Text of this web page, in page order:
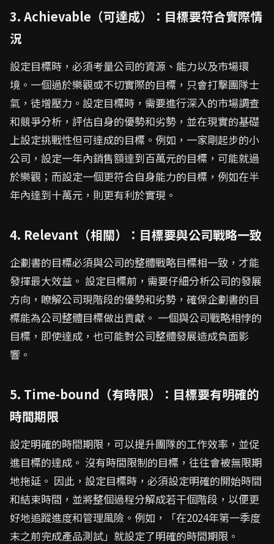
3. Achievable（可達成）：目標要符合實際情
況
設定目標時，必須考量公司的資源、能力以及市場環
境。一個過於樂觀或不切實際的目標，只會打擊團隊士
氣，徒增壓力。設定目標時，需要進行深入的市場調查
和競爭分析，評估自身的優勢和劣勢，並在現實的基礎
上設定挑戰性但可達成的目標。例如，一家剛起步的小
公司，設定一年內銷售額達到百萬元的目標，可能就過
於樂觀；而設定一個更符合自身能力的目標，例如在半
年內達到十萬元，則更有利於實現。
4. Relevant（相關）：目標要與公司戰略一致
企劃書的目標必須與公司的整體戰略目標相一致，才能
發揮最大效益。 設定目標前，需要仔細分析公司的發展
方向，瞭解公司現階段的優勢和劣勢，確保企劃書的目
標能為公司整體目標做出貢獻。 一個與公司戰略相悖的
目標，即使達成，也可能對公司整體發展造成負面影
響。
5. Time-bound（有時限）：目標要有明確的
時間期限
設定明確的時間期限，可以提升團隊的工作效率，並促
進目標的達成。 沒有時間限制的目標，往往會被無限期
地拖延。 因此，設定目標時，必須設定明確的開始時間
和結束時間，並將整個過程分解成若干個階段，以便更
好地追蹤進度和管理風險。例如，「在2024年第一季度
末之前完成產品測試」就設定了明確的時間期限。